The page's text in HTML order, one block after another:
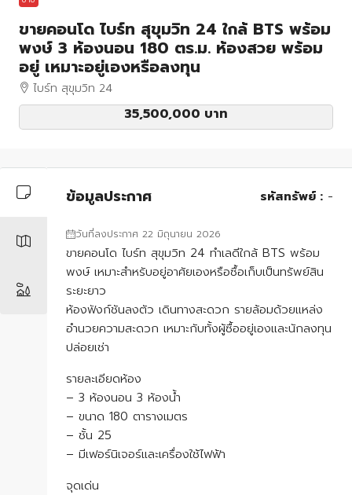
ขายคอนโด ไบร์ท สุขุมวิท 24 ใกล้ BTS พร้อม
พงษ์ 3 ห้องนอน 180 ตร.ม. ห้องสวย พร้อม
อยู่ เหมาะอยู่เองหรือลงทุน
ไบร์ท สุขุมวิท 24
35,500,000 บาท
ข้อมูลประกาศ รหัสทรัพย์ : -
วันที่ลงประกาศ 22 มิถุนายน 2026
ขายคอนโด ไบร์ท สุขุมวิท 24 ทำเลดีใกล้ BTS พร้อม
พงษ์ เหมาะสำหรับอยู่อาศัยเองหรือซื้อเก็บเป็นทรัพย์สิน
ระยะยาว
ห้องฟังก์ชันลงตัว เดินทางสะดวก รายล้อมด้วยแหล่ง
อำนวยความสะดวก เหมาะกับทั้งผู้ซื้ออยู่เองและนักลงทุน
ปล่อยเช่า
รายละเอียดห้อง
– 3 ห้องนอน 3 ห้องน้ำ
– ขนาด 180 ตารางเมตร
– ชั้น 25
– มีเฟอร์นิเจอร์และเครื่องใช้ไฟฟ้า
จุดเด่น